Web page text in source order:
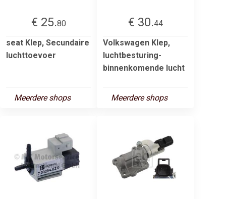
€ 25.80
seat Klep, Secundaire
luchttoevoer
Meerdere shops
€ 30.44
Volkswagen Klep,
luchtbesturing-
binnenkomende lucht
Meerdere shops